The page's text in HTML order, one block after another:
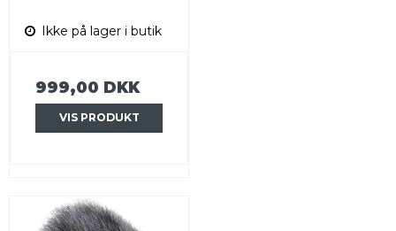
Ikke på lager i butik
999,00 DKK
VIS PRODUKT